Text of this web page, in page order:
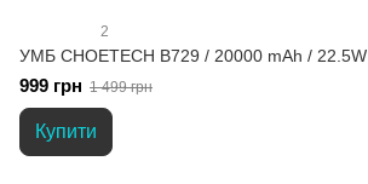
2
УМБ CHOETECH B729 / 20000 mAh / 22.5W
999 грн 1 499 грн
Купити